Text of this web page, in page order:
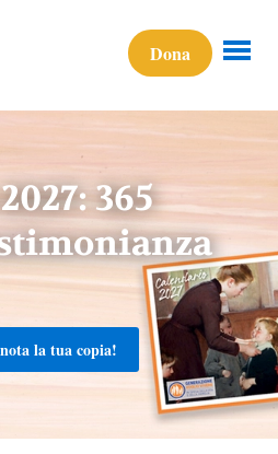
Dona
365
la tua copia!